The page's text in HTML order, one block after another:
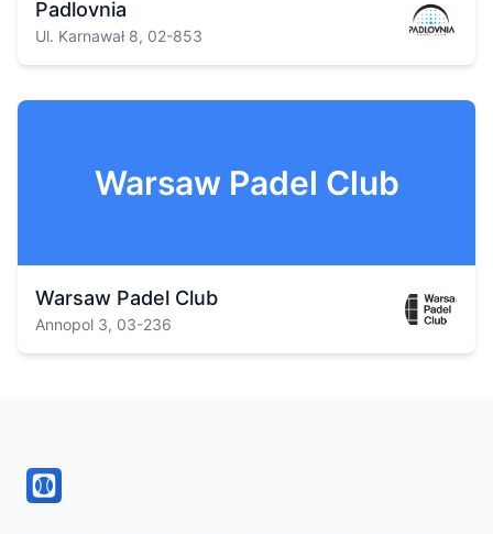
Padlovnia
Ul. Karnawał 8, 02-853
Warsaw Padel Club
Warsaw Padel Club
Annopol 3, 03-236